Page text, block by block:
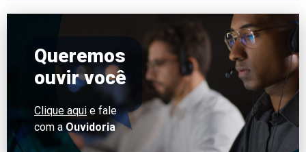
Queremos
ouvir você
Clique aqui e fale
com a Ouvidoria